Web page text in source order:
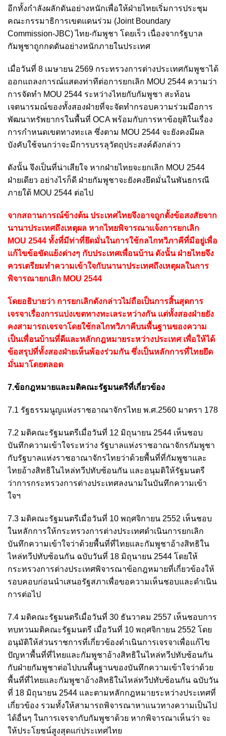
อีกทั้งกำลังผลักดันอย่างหนักเพื่อให้ฝ่ายไทยเริ่มการประชุม
คณะกรรมาธิการเขตแดนร่วม (Joint Boundary
Commission-JBC) ไทย-กัมพูชา โดยเร็ว เนื่องจากรัฐบาล
กัมพูชาถูกกดดันอย่างหนักภายในประเทศ
เมื่อวันที่ 8 เมษายน 2569 กระทรวงการต่างประเทศกัมพูชาได้
ออกแถลงการณ์แสดงท่าทีต่อการยกเลิก MOU 2544 ความว่า
การจัดทำ MOU 2544 ระหว่างไทยกับกัมพูชา สะท้อน
เจตนารมณ์ของทั้งสองฝ่ายที่จะจัดทำกรอบความร่วมมือการ
พัฒนาทรัพยากรในพื้นที่ OCA พร้อมกับการหาข้อยุติในเรื่อง
การกำหนดเขตทางทะเล ซึ่งตาม MOU 2544 จะยังคงมีผล
บังคับใช้จนกว่าจะมีการบรรลุวัตถุประสงค์ดังกล่าว
ดังนั้น จึงเป็นที่น่าเสียใจ หากฝ่ายไทยจะยกเลิก MOU 2544
ฝ่ายเดียว อย่างไรก็ดี ฝ่ายกัมพูชาจะยังคงยึดมั่นในพันธกรณี
ภายใต้ MOU 2544 ต่อไป
จากสถานการณ์ข้างต้น ประเทศไทยจึงอาจถูกตั้งข้อสงสัยจาก
นานาประเทศถึงเหตุผล หากไทยพิจารณาแจ้งการยกเลิก
MOU 2544 ทั้งที่มีท่าที่ยึดมั่นในการใช้กลไกทวิภาคีที่มีอยู่เพื่อ
แก้ไขข้อขัดแย้งต่างๆ กับประเทศเพื่อนบ้าน ดังนั้น ฝ่ายไทยจึง
ควรเตรียมทำความเข้าใจกับนานาประเทศถึงเหตุผลในการ
พิจารณายกเลิก MOU 2544
โดยอธิบายว่า การยกเลิกดังกล่าวไม่ถือเป็นการสิ้นสุดการ
เจรจาเรื่องการแบ่งเขตทางทะเลระหว่างกัน แต่ทั้งสองฝ่ายยัง
คงสามารถเจรจาโดยใช้กลไกทวิภาคีบนพื้นฐานของความ
เป็นเพื่อนบ้านที่ดีและหลักกฎหมายระหว่างประเทศ เพื่อให้ได้
ข้อสรุปที่ทั้งสองฝ่ายเห็นพ้องร่วมกัน ซึ่งเป็นหลักการที่ไทยยึด
มั่นมาโดยตลอด
7.ข้อกฎหมายและมติคณะรัฐมนตรีที่เกี่ยวข้อง
7.1 รัฐธรรมนูญแห่งราชอาณาจักรไทย พ.ศ.2560 มาตรา 178
7.2 มติคณะรัฐมนตรีเมื่อวันที่ 12 มิถุนายน 2544 เห็นชอบ
บันทึกความเข้าใจระหว่าง รัฐบาลแห่งราชอาณาจักรกัมพูชา
กับรัฐบาลแห่งราชอาณาจักรไทยว่าด้วยพื้นที่ที่กัมพูชาและ
ไทยอ้างสิทธิในไหล่ทวีปทับซ้อนกัน และอนุมติให้รัฐมนตรี
ว่าการกระทรวงการต่างประเทศลงนามในบันทึกความเข้า
ใจฯ
7.3 มติคณะรัฐมนตรีเมื่อวันที่ 10 พฤศจิกายน 2552 เห็นชอบ
ในหลักการให้กระทรวงการต่างประเทศดำเนินการยกเลิก
บันทึกความเข้าใจว่าด้วยพื้นที่ที่ไทยและกัมพูชาอ้างสิทธิใน
ไหล่ทวีปทับซ้อนกัน ฉบับวันที่ 18 มิถุนายน 2544 โดยให้
กระทรวงการต่างประเทศพิจารณาข้อกฎหมายที่เกี่ยวข้องให้
รอบคอบก่อนนำเสนอรัฐสภาเพื่อขอความเห็นชอบและดำเนิน
การต่อไป
7.4 มติคณะรัฐมนตรีเมื่อวันที่ 30 ธันวาคม 2557 เห็นชอบการ
ทบทวนมติคณะรัฐมนตรี เมื่อวันที่ 10 พฤศจิกายน 2552 โดย
อนุมัติให้ส่วนราชการที่เกี่ยวข้องดำเนินการเจรจาเพื่อแก้ไข
ปัญหาพื้นที่ที่ไทยและกัมพูชาอ้างสิทธิในไหล่ทวีปทับซ้อนกัน
กับฝ่ายกัมพูชาต่อไปบนพื้นฐานของบันทึกความเข้าใจว่าด้วย
พื้นที่ที่ไทยและกัมพูชาอ้างสิทธิในไหล่ทวีปทับซ้อนกัน ฉบับวัน
ที่ 18 มิถุนายน 2544 และตามหลักกฎหมายระหว่างประเทศที่
เกี่ยวข้อง รวมทั้งให้สามารถพิจารณาหาแนวทางความเป็นไป
ได้อื่นๆ ในการเจรจากับกัมพูชาด้วย หากพิจารณาเห็นว่า จะ
ให้ประโยชน์สูงสุดแก่ประเทศไทย